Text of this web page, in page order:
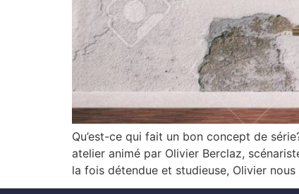
Qu’est-ce qui fait un bon concept de
atelier animé par Olivier Berclaz,
la fois détendue et studieuse, Olivier